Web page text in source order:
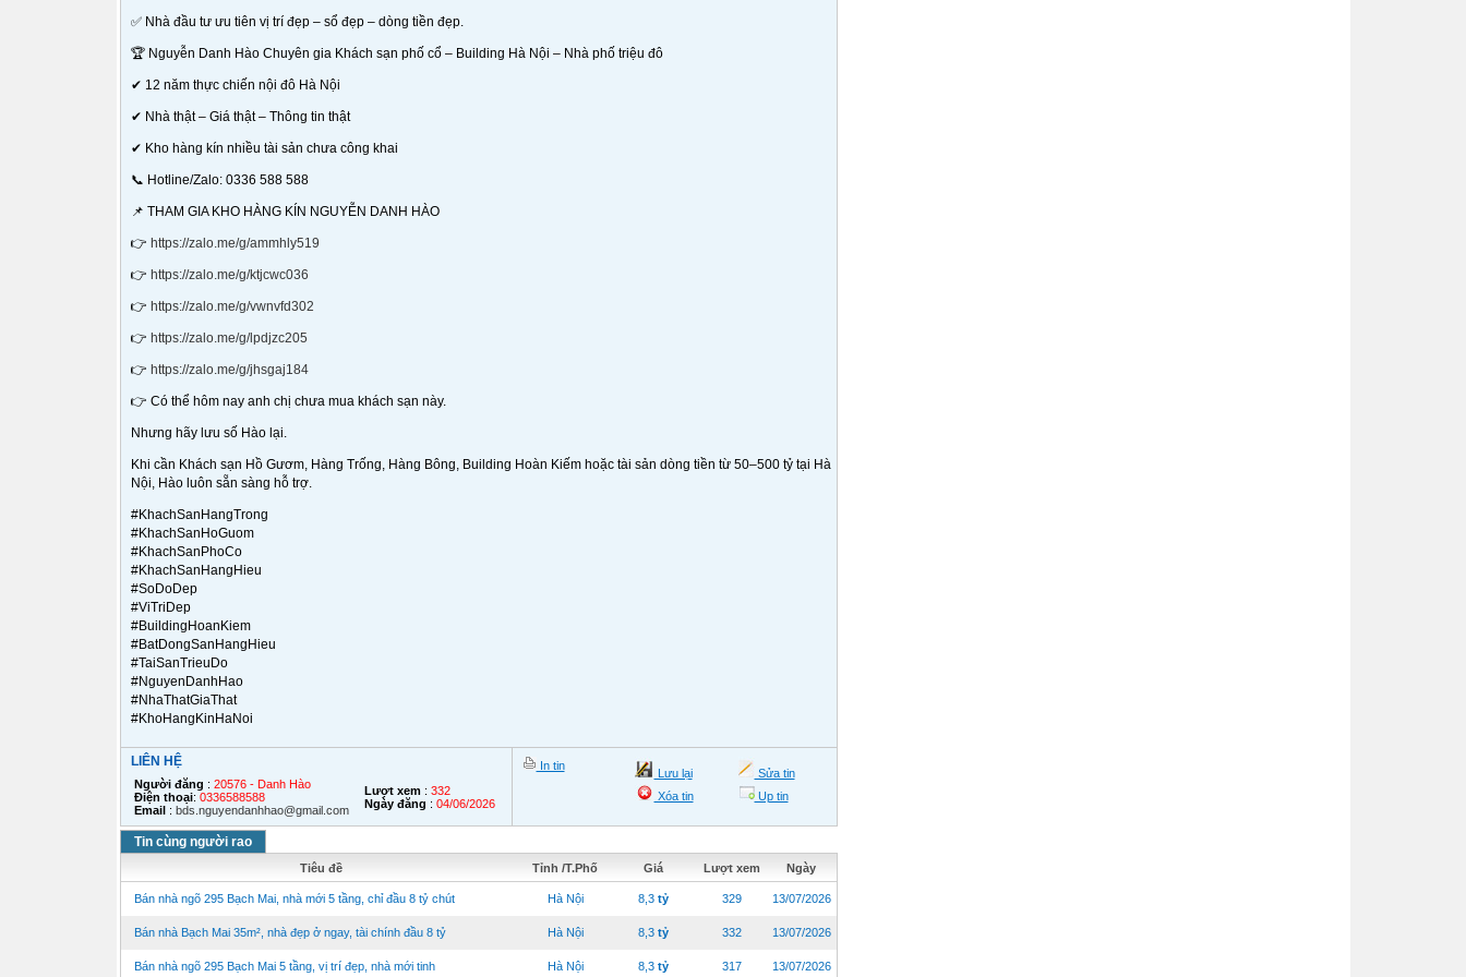
✅ Nhà đầu tư ưu tiên vị trí đẹp – sổ đẹp – dòng tiền đẹp.
🏆 Nguyễn Danh Hào Chuyên gia Khách sạn phố cổ – Building Hà Nội – Nhà phố triệu đô
✔ 12 năm thực chiến nội đô Hà Nội
✔ Nhà thật – Giá thật – Thông tin thật
✔ Kho hàng kín nhiều tài sản chưa công khai
📞 Hotline/Zalo: 0336 588 588
📌 THAM GIA KHO HÀNG KÍN NGUYỄN DANH HÀO
👉 https://zalo.me/g/ammhly519
👉 https://zalo.me/g/ktjcwc036
👉 https://zalo.me/g/vwnvfd302
👉 https://zalo.me/g/lpdjzc205
👉 https://zalo.me/g/jhsgaj184
👉 Có thể hôm nay anh chị chưa mua khách sạn này.
Nhưng hãy lưu số Hào lại.
Khi cần Khách sạn Hồ Gươm, Hàng Trống, Hàng Bông, Building Hoàn Kiếm hoặc tài sản dòng tiền từ 50–500 tỷ tại Hà
Nội, Hào luôn sẵn sàng hỗ trợ.
#KhachSanHangTrong
#KhachSanHoGuom
#KhachSanPhoCo
#KhachSanHangHieu
#SoDoDep
#ViTriDep
#BuildingHoanKiem
#BatDongSanHangHieu
#TaiSanTrieuDo
#NguyenDanhHao
#NhaThatGiaThat
#KhoHangKinHaNoi
LIÊN HỆ
Người đăng : 20576 - Danh Hào
Điện thoại: 0336588588
Email: bds.nguyendanhhao@gmail.com
Lượt xem: 332
Ngày đăng : 04/06/2026
In tin
Lưu lại
Sửa tin
Xóa tin
Up tin
Tin cùng người rao
Tiêu đề Tỉnh /T.Phố Giá Lượt xem Ngày
Bán nhà ngõ 295 Bạch Mai, nhà mới 5 tầng, chỉ đầu 8 tỷ chút Hà Nội 8,3 tỷ 329 13/07/2026
Bán nhà Bạch Mai 35m², nhà đẹp ở ngay, tài chính đầu 8 tỷ Hà Nội 8,3 tỷ 332 13/07/2026
Bán nhà ngõ 295 Bạch Mai 5 tầng, vị trí đẹp, nhà mới tinh Hà Nội 8,3 tỷ 317 13/07/2026